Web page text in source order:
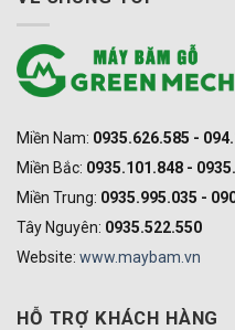
Miền Nam: 0935.626.585 -
Miền Bắc: 0935.101.848 -
Miền Trung: 0935.995.035 -
Tây Nguyên: 0935.522.550
Website: www.maybam.vn
HỖ TRỢ KHÁCH HÀNG